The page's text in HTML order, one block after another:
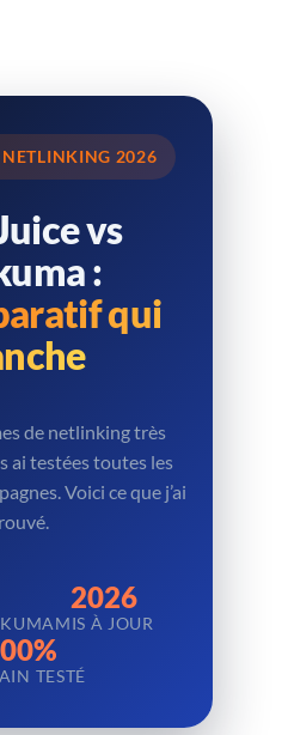
2026
vs
:
qui
de netlinking très
ai testées toutes les
Voici ce que j’ai
2026
MIS À JOUR
TESTÉ